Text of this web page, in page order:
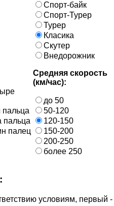
Спорт-байк
Спорт-Турер
Турер
Класика
Скутер
Внедорожник
пальца
пальца
палец
Средняя скорость
(км/час):
до 50
50-120
120-150
150-200
200-250
более 250
условиям, первый